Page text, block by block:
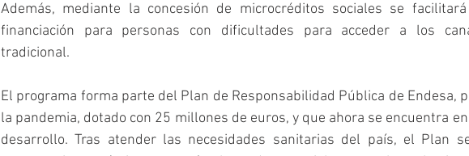
Además, mediante la concesión de microcréditos sociales se
financiación para personas con dificultades para acceder a los
tradicional.
El programa forma parte del Plan de Responsabilidad Pública de Endesa,
la pandemia, dotado con 25 millones de euros, y que ahora se encuentra
desarrollo. Tras atender las necesidades sanitarias del país, el Plan